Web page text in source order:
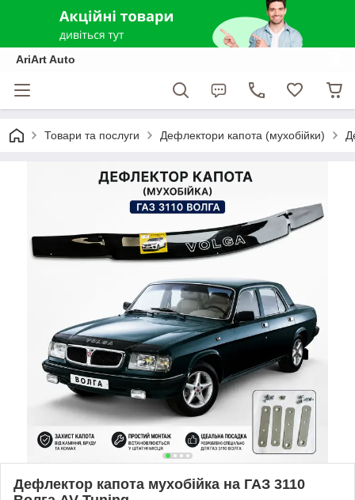
AriArt Auto
Товари та послуги Дефлектори капота (мухобійки)
Дефлектор капота мухобійка на ГАЗ 3110